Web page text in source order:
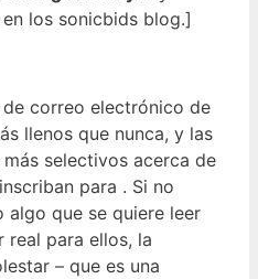
los sonicbids blog.]
correo electrónico de
llenos que nunca, y las
selectivos acerca de
para . Si no
algo que se quiere leer
para ellos, la
– que es una